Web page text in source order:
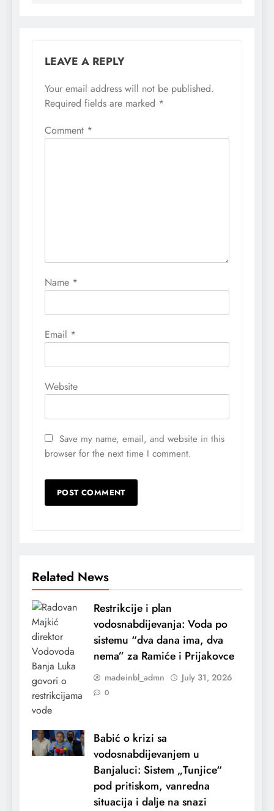
LEAVE A REPLY
Your email address will not be published.
Required fields are marked *
Comment *
Name *
Email *
Website
Save my name, email, and website in this
browser for the next time I comment.
Related News
Restrikcije i plan
vodosnabdijevanja: Voda po
sistemu “dva dana ima, dva
nema” za Ramiće i Prijakovce
madeinbl_admn July 31, 2026
0
Babić o krizi sa
vodosnabdijevanjem u
Banjaluci: Sistem „Tunjice“
pod pritiskom, vanredna
situacija i dalje na snazi